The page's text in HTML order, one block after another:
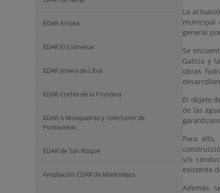
EDAR Arriate
EDAR El Colmenar
EDAR Jimera de Líbar
EDAR Cortes de la Frontera
EDAR A Mosqueiras y colectores de
Ponteareas
EDAR de San Roque
Ampliación EDAR de Madridejos
La
municipal
general
Se
Galicia y
obras
El objeto
de las
Para ello,
y/o
existente
Además,